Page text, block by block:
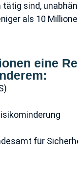
sind,
als 10
eine
für